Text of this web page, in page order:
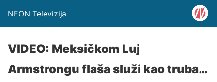
NEON Televizija
VIDEO: Meksičkom Luj
Armstrongu flaša služi kao truba…